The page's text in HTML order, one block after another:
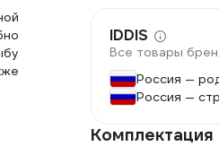
IDDIS
Все товары
Россия —
Россия —
Комплектация